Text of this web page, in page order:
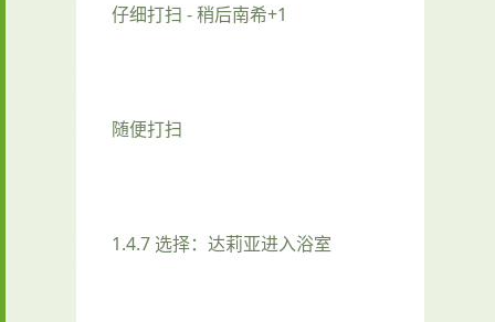
仔细打扫 - 稍后南希+1
随便打扫
1.4.7 选择：达莉亚进入浴室